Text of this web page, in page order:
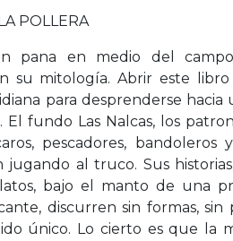
POLLERA
pana en medio del
su mitología. Abrir este libro
para desprenderse
El fundo Las Nalcas, los
pescadores, bandoleros
jugando al truco. Sus
bajo el manto de una
discurren sin formas, sin
único. Lo cierto es que la